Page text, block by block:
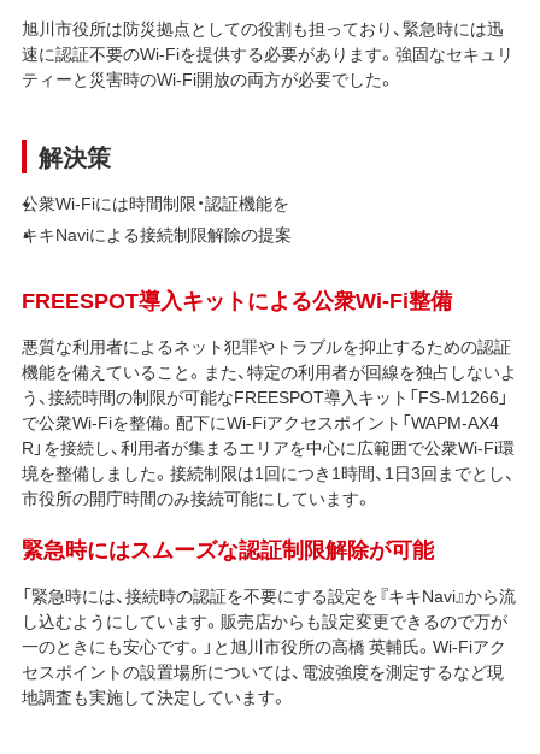
旭川市役所は防災拠点としての役割も担っており、緊急時には迅
速に認証不要のWi-Fiを提供する必要があります。強固なセキュリ
ティーと災害時のWi-Fi開放の両方が必要でした。
解決策
公衆Wi-Fiには時間制限・認証機能を
キキNaviによる接続制限解除の提案
FREESPOT導入キットによる公衆Wi-Fi整備
悪質な利用者によるネット犯罪やトラブルを抑止するための認証
機能を備えていること。また、特定の利用者が回線を独占しないよ
う、接続時間の制限が可能なFREESPOT導入キット「FS-M1266」
で公衆Wi-Fiを整備。配下にWi-Fiアクセスポイント「WAPM-AX4
R」を接続し、利用者が集まるエリアを中心に広範囲で公衆Wi-Fi環
境を整備しました。接続制限は1回につき1時間、1日3回までとし、
市役所の開庁時間のみ接続可能にしています。
緊急時にはスムーズな認証制限解除が可能
「緊急時には、接続時の認証を不要にする設定を『キキNavi』から流
し込むようにしています。販売店からも設定変更できるので万が
一のときにも安心です。」と旭川市役所の高橋 英輔氏。Wi-Fiアク
セスポイントの設置場所については、電波強度を測定するなど現
地調査も実施して決定しています。